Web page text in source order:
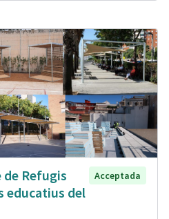
Refugis
educatius del
Acceptada